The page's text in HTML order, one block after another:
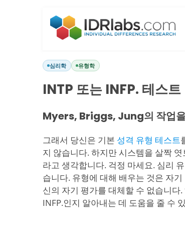
심리학 유형학
INTP 또는 INFP. 테스트
Myers, Briggs, Jung의 작업
그래서 당신은 기본 성격 유형 테스트
지 않습니다. 하지만 시스템을 살짝
라고 생각합니다. 걱정 마세요. 심리
습니다. 유형에 대해 배우는 것은 자
신의 자기 평가를 대체할 수 없습니다
INFP.인지 알아내는 데 도움을 줄 수